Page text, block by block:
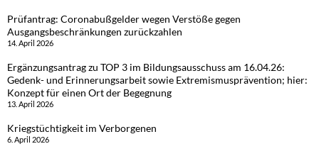
Prüfantrag: Coronabußgelder wegen Verstöße gegen
Ausgangsbeschränkungen zurückzahlen
14. April 2026
Ergänzungsantrag zu TOP 3 im Bildungsausschuss am 16.04.26:
Gedenk- und Erinnerungsarbeit sowie Extremismusprävention; hier:
Konzept für einen Ort der Begegnung
13. April 2026
Kriegstüchtigkeit im Verborgenen
6. April 2026